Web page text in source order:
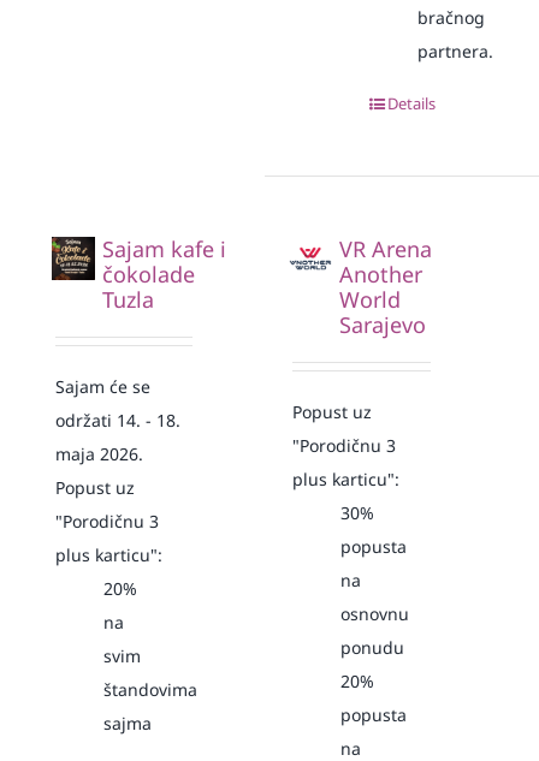
bračnog
partnera.
Details
Sajam kafe i
čokolade
Tuzla
Sajam će se
održati 14. - 18.
maja 2026.
Popust uz
"Porodičnu 3
plus karticu":
20%
na
svim
štandovima
sajma
VR Arena
Another
World
Sarajevo
Popust uz
"Porodičnu 3
plus karticu":
30%
popusta
na
osnovnu
ponudu
20%
popusta
na